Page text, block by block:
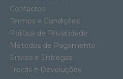
Contactos
Termos e Condições
Política de Privacidade
Métodos de Pagamento
Envios e Entregas
Trocas e Devoluções